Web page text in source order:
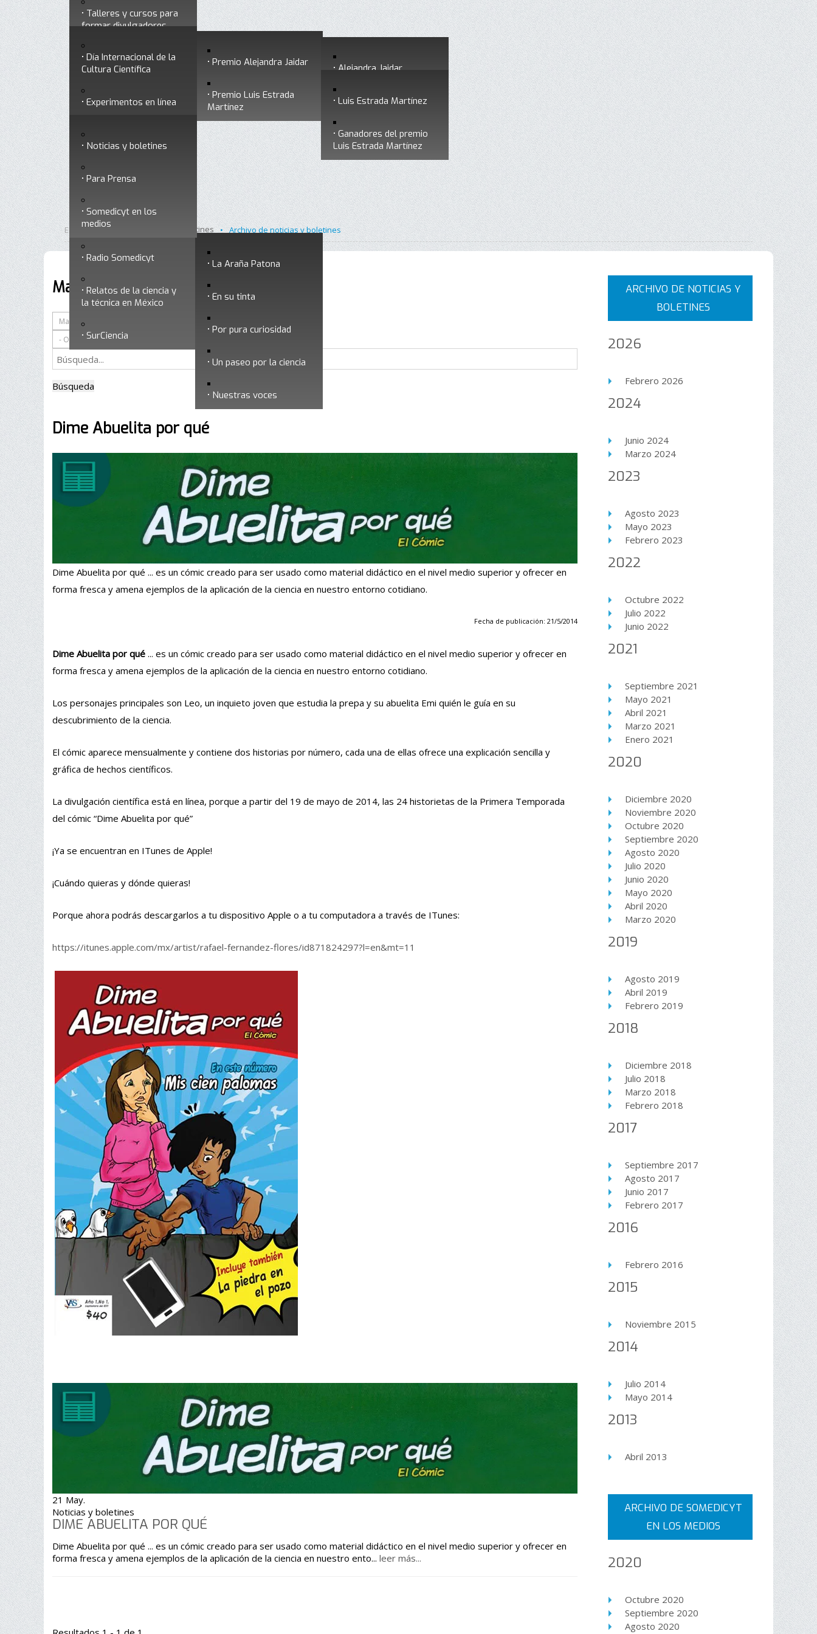
Historia
Premios a divulgadores Premio Alejandra Jaidar Alejandra Jaidar
Ganadores del premio
Premio Luis Estrada
Martínez
Luis Estrada Martínez
Ganadores del premio
Luis Estrada Martínez
Talleres y cursos para
formar divulgadores
Otros servicios
Divulgación
Día Internacional de la
Cultura Científica
Experimentos en línea
Ciencia y Tecnología
Nuestra ciencia
responde
Radio Somedicyt La Araña Patona
En su tinta
Por pura curiosidad
Un paseo por la ciencia
Nuestras voces
Relatos de la ciencia y
la técnica en México
SurCiencia
Noticias
Noticias y boletines
Para Prensa
Somedicyt en los
medios
Está aquí: Inicio Noticias y boletines • Archivo de noticias y boletines
Mayo 2014
Búsqueda
Dime Abuelita por qué
Dime Abuelita por qué ... es un cómic creado para ser usado como material didáctico en el nivel medio superior y ofrecer en
forma fresca y amena ejemplos de la aplicación de la ciencia en nuestro entorno cotidiano.
Fecha de publicación: 21/5/2014
Dime Abuelita por qué ... es un cómic creado para ser usado como material didáctico en el nivel medio superior y ofrecer en
forma fresca y amena ejemplos de la aplicación de la ciencia en nuestro entorno cotidiano.
Los personajes principales son Leo, un inquieto joven que estudia la prepa y su abuelita Emi quién le guía en su
descubrimiento de la ciencia.
El cómic aparece mensualmente y contiene dos historias por número, cada una de ellas ofrece una explicación sencilla y
gráfica de hechos científicos.
La divulgación científica está en línea, porque a partir del 19 de mayo de 2014, las 24 historietas de la Primera Temporada
del cómic “Dime Abuelita por qué”
¡Ya se encuentran en ITunes de Apple!
¡Cuándo quieras y dónde quieras!
Porque ahora podrás descargarlos a tu dispositivo Apple o a tu computadora a través de ITunes:
https://itunes.apple.com/mx/artist/rafael-fernandez-flores/id871824297?l=en&mt=11
21 May.
Noticias y boletines
DIME ABUELITA POR QUÉ
Dime Abuelita por qué ... es un cómic creado para ser usado como material didáctico en el nivel medio superior y ofrecer en
forma fresca y amena ejemplos de la aplicación de la ciencia en nuestro ento... leer más...
ARCHIVO DE NOTICIAS Y
BOLETINES
2026
Febrero 2026
2024
Junio 2024
Marzo 2024
2023
Agosto 2023
Mayo 2023
Febrero 2023
2022
Octubre 2022
Julio 2022
Junio 2022
2021
Septiembre 2021
Mayo 2021
Abril 2021
Marzo 2021
Enero 2021
2020
Diciembre 2020
Noviembre 2020
Octubre 2020
Septiembre 2020
Agosto 2020
Julio 2020
Junio 2020
Mayo 2020
Abril 2020
Marzo 2020
2019
Agosto 2019
Abril 2019
Febrero 2019
2018
Diciembre 2018
Julio 2018
Marzo 2018
Febrero 2018
2017
Septiembre 2017
Agosto 2017
Junio 2017
Febrero 2017
2016
Febrero 2016
2015
Noviembre 2015
2014
Julio 2014
Mayo 2014
2013
Abril 2013
ARCHIVO DE SOMEDICYT
EN LOS MEDIOS
2020
Octubre 2020
Septiembre 2020
Agosto 2020